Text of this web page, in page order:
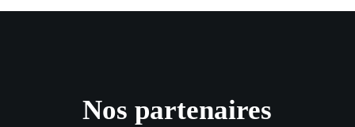
Nos partenaires